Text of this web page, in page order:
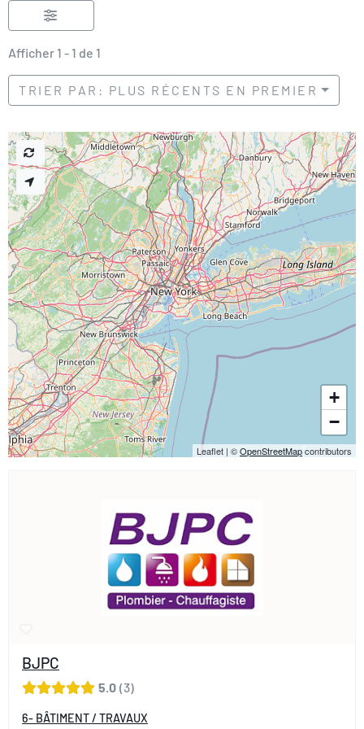
Afficher 1 - 1 de 1
TRIER PAR: PLUS RÉCENTS EN PREMIER
BJPC
5.0 3
6- BÂTIMENT / TRAVAUX
+
−
Leaflet | ©OpenStreetMapcontributors